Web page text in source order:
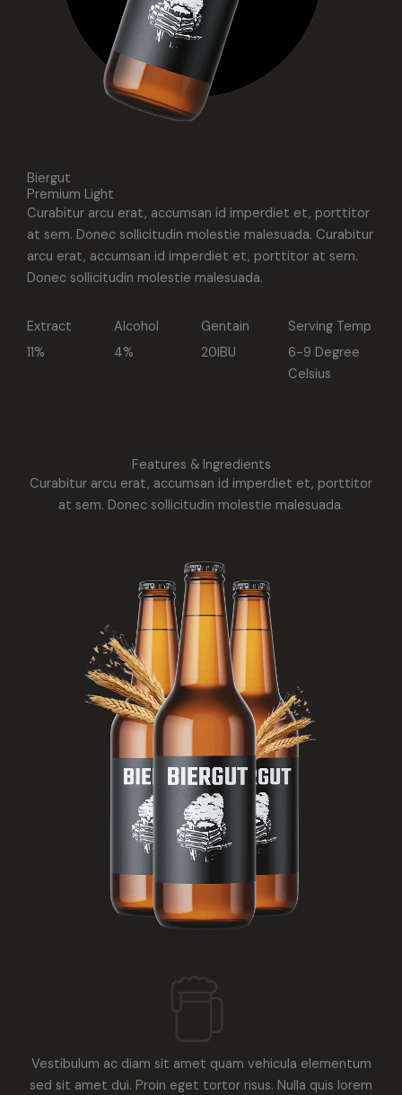
Biergut
Premium Light
Curabitur arcu erat, accumsan id imperdiet et, porttitor
at sem. Donec sollicitudin molestie malesuada. Curabitur
arcu erat, accumsan id imperdiet et, porttitor at sem.
Donec sollicitudin molestie malesuada.
Extract
11%
Alcohol
4%
Gentain
20IBU
Serving Temp
6-9 Degree
Celsius
Features & Ingredients
Curabitur arcu erat, accumsan id imperdiet et, porttitor
at sem. Donec sollicitudin molestie malesuada.
Vestibulum ac diam sit amet quam vehicula elementum
sed sit amet dui. Proin eget tortor risus. Nulla quis lorem